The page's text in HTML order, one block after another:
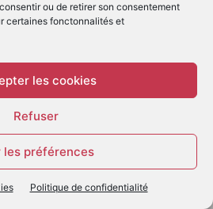
ou de retirer son consentement
certaines fonctonnalités et
les cookies
Refuser
les préférences
Politique de confidentialité